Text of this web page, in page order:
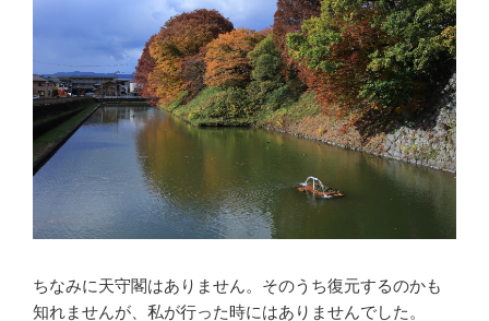
ちなみに天守閣はありません。そのうち復元するのかも
知れませんが、私が行った時にはありませんでした。